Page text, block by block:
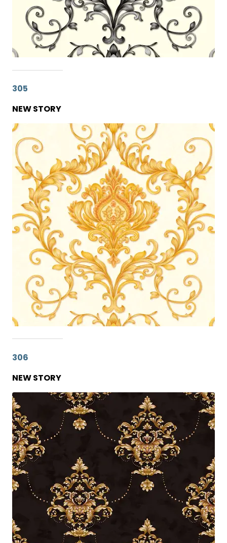
305
NEW STORY
306
NEW STORY